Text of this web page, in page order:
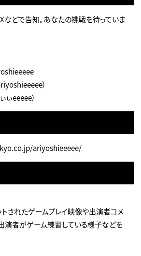
などで告知。あなたの挑戦を待っていま
）
ぃeeeee）
ariyoshieeeee/
されたゲームプレイ映像や出演者コメ
演者がゲーム練習している様子などを